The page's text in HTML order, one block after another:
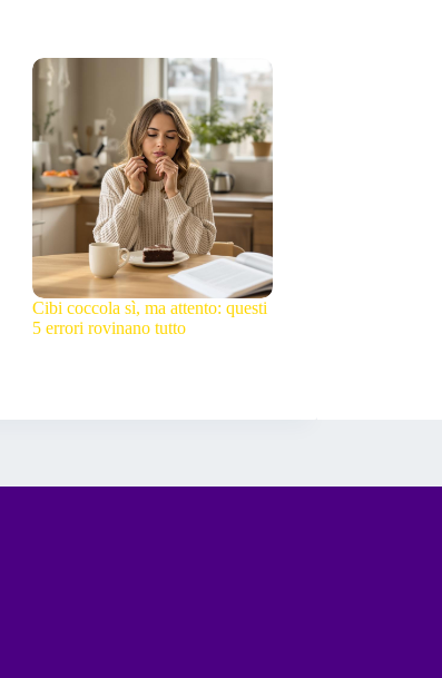
Cibi coccola sì, ma attento: questi
5 errori rovinano tutto